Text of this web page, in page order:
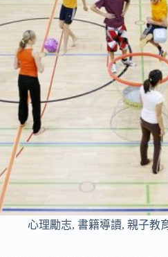
心理勵志, 書籍導讀, 親子教